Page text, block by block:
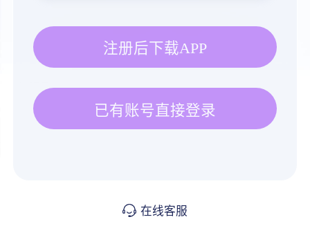
注册后下载APP
已有账号直接登录
在线客服